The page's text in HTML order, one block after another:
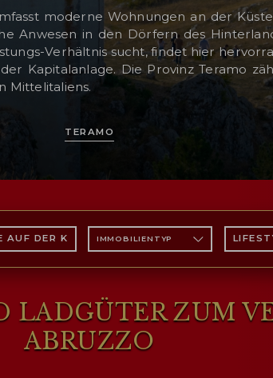
moderne Wohnungen an der
Anwesen in den Dörfern des
Verhältnis sucht, findet hier
Kapitalanlage. Die Provinz Teramo
Mittelitaliens.
TERAMO
AUF DER KARTEIMMOBILIENTYP
LADGÜTER ZUM
ABRUZZO